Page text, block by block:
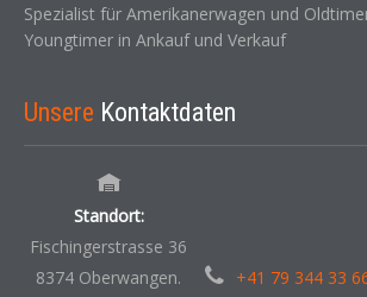
Spezialist für Amerikanerwagen und
Youngtimer in Ankauf und Verkauf
Unsere Kontaktdaten
Standort:
Fischingerstrasse 36
8374 Oberwangen.
+41 79 344 33